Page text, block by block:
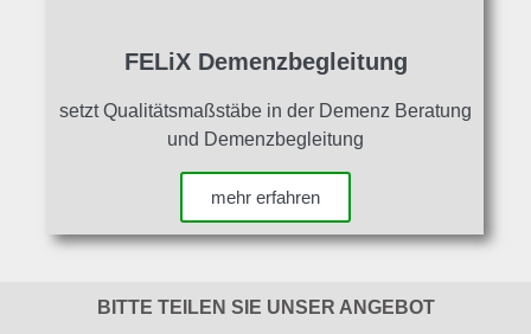
FELiX Demenzbegleitung
setzt Qualitätsmaßstäbe in der Demenz Beratung
und Demenzbegleitung
mehr erfahren
BITTE TEILEN SIE UNSER ANGEBOT